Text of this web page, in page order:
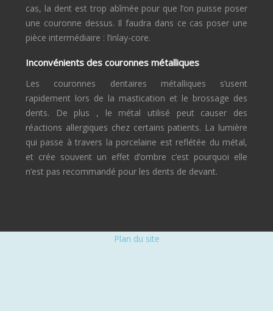
cas, la dent est trop abîmée pour que l’on puisse poser
une couronne dessus. Il faudra dans ce cas poser une
pièce intermédiaire : l’inlay-core.
Inconvénients des couronnes métalliques
Les couronnes dentaires métalliques s’usent
rapidement lors de la mastication et le brossage des
dents. De plus , le métal utilisé peut causer des
réactions allergiques chez certains patients. La lumière
qui passe à travers la porcelaine est reflétée du métal,
et crée souvent un effet d’ombre c’est pourquoi elle
n’est pas recommandé pour les dents de devant.
Plan du site